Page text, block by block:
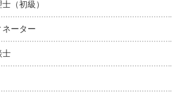
（初級）
ーター
士